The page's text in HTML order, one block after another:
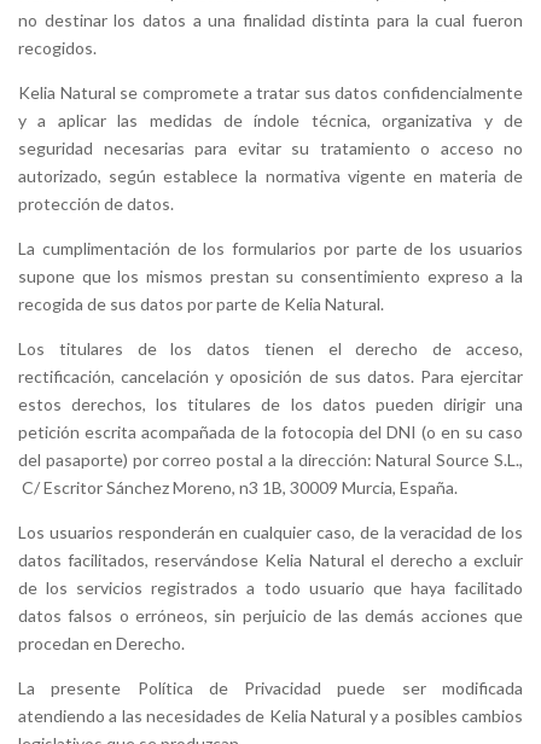
no destinar los datos a una finalidad distinta para la cual fueron
recogidos.
Kelia Natural se compromete a tratar sus datos confidencialmente
y a aplicar las medidas de índole técnica, organizativa y de
seguridad necesarias para evitar su tratamiento o acceso no
autorizado, según establece la normativa vigente en materia de
protección de datos.
La cumplimentación de los formularios por parte de los usuarios
supone que los mismos prestan su consentimiento expreso a la
recogida de sus datos por parte de Kelia Natural.
Los titulares de los datos tienen el derecho de acceso,
rectificación, cancelación y oposición de sus datos. Para ejercitar
estos derechos, los titulares de los datos pueden dirigir una
petición escrita acompañada de la fotocopia del DNI (o en su caso
del pasaporte) por correo postal a la dirección: Natural Source S.L.,
C/ Escritor Sánchez Moreno, n3 1B, 30009 Murcia, España.
Los usuarios responderán en cualquier caso, de la veracidad de los
datos facilitados, reservándose Kelia Natural el derecho a excluir
de los servicios registrados a todo usuario que haya facilitado
datos falsos o erróneos, sin perjuicio de las demás acciones que
procedan en Derecho.
La presente Política de Privacidad puede ser modificada
atendiendo a las necesidades de Kelia Natural y a posibles cambios